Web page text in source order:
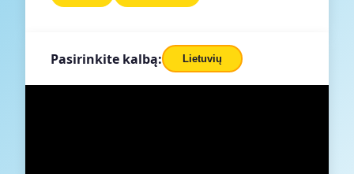
Pasirinkite kalbą: Lietuvių